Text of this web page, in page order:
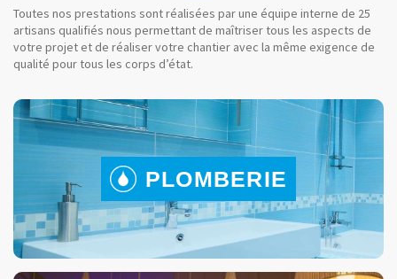
Toutes nos prestations sont réalisées par une équipe interne de 25
artisans qualifiés nous permettant de maîtriser tous les aspects de
votre projet et de réaliser votre chantier avec la même exigence de
qualité pour tous les corps d’état.
PLOMBERIE